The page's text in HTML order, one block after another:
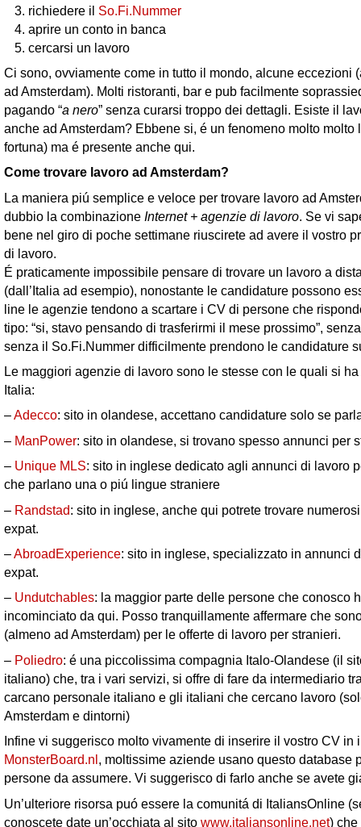
richiedere il So.Fi.Nummer
aprire un conto in banca
cercarsi un lavoro
Ci sono, ovviamente come in tutto il mondo, alcune eccezioni
ad Amsterdam). Molti ristoranti, bar e pub facilmente
pagando “a nero” senza curarsi troppo dei dettagli. Esiste il
anche ad Amsterdam? Ebbene si, é un fenomeno molto molto
fortuna) ma é presente anche qui.
Come trovare lavoro ad Amsterdam?
La maniera piú semplice e veloce per trovare lavoro ad
dubbio la combinazione Internet + agenzie di lavoro. Se vi
bene nel giro di poche settimane riuscirete ad avere il vostro
di lavoro.
É praticamente impossibile pensare di trovare un lavoro a
(dall’Italia ad esempio), nonostante le candidature possono
line le agenzie tendono a scartare i CV di persone che
tipo: “si, stavo pensando di trasferirmi il mese prossimo”,
senza il So.Fi.Nummer difficilmente prendono le candidature
Le maggiori agenzie di lavoro sono le stesse con le quali si
Italia:
–Adecco: sito in olandese, accettano candidature solo se
– ManPower: sito in olandese, si trovano spesso annunci per
– Unique MLS: sito in inglese dedicato agli annunci di lavoro
che parlano una o piú lingue straniere
– Randstad: sito in inglese, anche qui potrete trovare
expat.
–AbroadExperience: sito in inglese, specializzato in annunci
expat.
– Undutchables: la maggior parte delle persone che conosco
incominciato da qui. Posso tranquillamente affermare che
(almeno ad Amsterdam) per le offerte di lavoro per stranieri.
– Poliedro: é una piccolissima compagnia Italo-Olandese (il
italiano) che, tra i vari servizi, si offre di fare da intermediario
carcano personale italiano e gli italiani che cercano lavoro
Amsterdam e dintorni)
Infine vi suggerisco molto vivamente di inserire il vostro CV in
MonsterBoard.nl, moltissime aziende usano questo database
persone da assumere. Vi suggerisco di farlo anche se avete
Un’ulteriore risorsa puó essere la comunitá di ItaliansOnline
conoscete date un’occhiata al sito www.italiansonline.net) che